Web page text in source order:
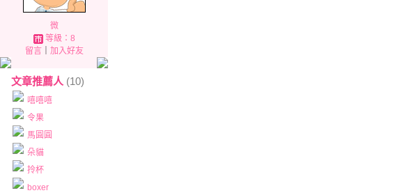
微
等級：8
留言｜ 加入好友
文章推薦人 (10)
嘻嘻嘻
令果
馬圓圓
朵貓
拎杯
boxer